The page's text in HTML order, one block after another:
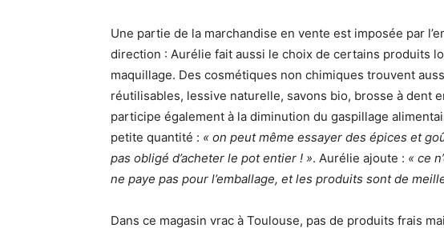
Une partie de la marchandise en vente est imposée par
direction : Aurélie fait aussi le choix de certains produits
maquillage. Des cosmétiques non chimiques trouvent
réutilisables, lessive naturelle, savons bio, brosse à dent
participe également à la diminution du gaspillage
petite quantité : « on peut même essayer des épices et
pas obligé d’acheter le pot entier ! ». Aurélie ajoute : « ce
ne paye pas pour l’emballage, et les produits sont de
Dans ce magasin vrac à Toulouse, pas de produits frais